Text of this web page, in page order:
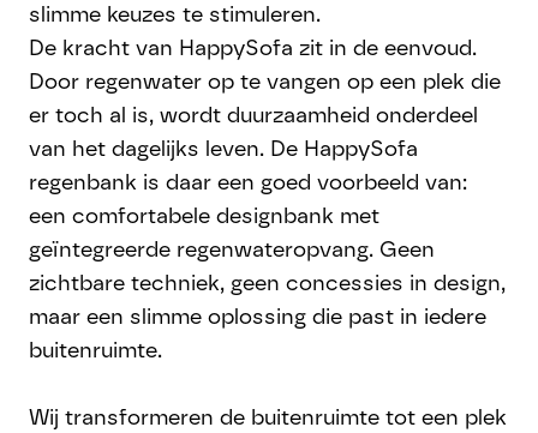
slimme keuzes te stimuleren.
De kracht van HappySofa zit in de eenvoud.
Door regenwater op te vangen op een plek die
er toch al is, wordt duurzaamheid onderdeel
van het dagelijks leven. De HappySofa
regenbank is daar een goed voorbeeld van:
een comfortabele designbank met
geïntegreerde regenwateropvang. Geen
zichtbare techniek, geen concessies in design,
maar een slimme oplossing die past in iedere
buitenruimte.
Wij transformeren de buitenruimte tot een plek